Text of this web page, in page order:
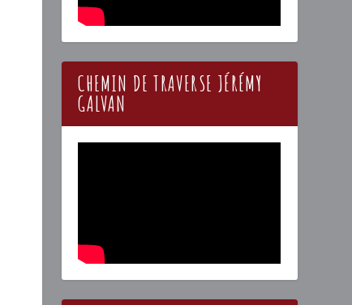
CHEMIN DE TRAVERSE JÉRÉMY
GALVAN